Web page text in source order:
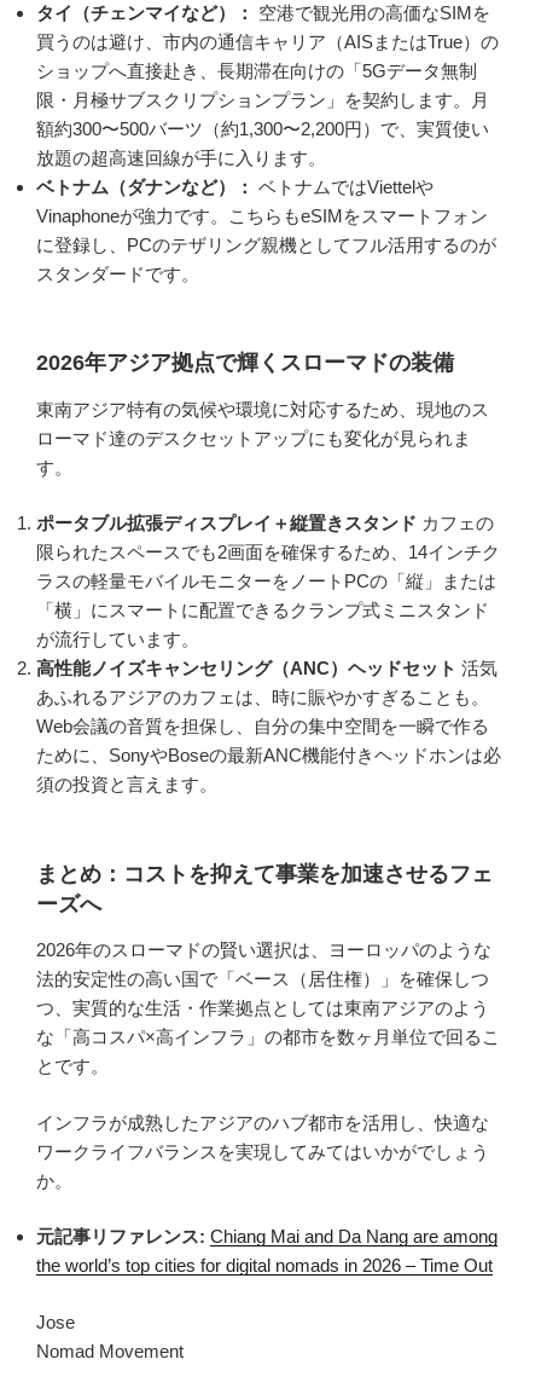
タイ（チェンマイなど）：
空港で観光用の高価なSIMを
買うのは避け、市内の通信キャリア（AISまたはTrue）の
ショップへ直接赴き、長期滞在向けの「5Gデータ無制
限・月極サブスクリプションプラン」を契約します。月
額約300〜500バーツ（約1,300〜2,200円）で、実質使い
放題の超高速回線が手に入ります。
ベトナム（ダナンなど）： ベトナムではViettelや
Vinaphoneが強力です。こちらもeSIMをスマートフォン
に登録し、PCのテザリング親機としてフル活用するのが
スタンダードです。
2026年アジア拠点で輝くスローマドの装備
東南アジア特有の気候や環境に対応するため、現地のス
ローマド達のデスクセットアップにも変化が見られま
す。
ポータブル拡張ディスプレイ＋縦置きスタンド カフェの
限られたスペースでも2画面を確保するため、14インチク
ラスの軽量モバイルモニターをノートPCの「縦」または
「横」にスマートに配置できるクランプ式ミニスタンド
が流行しています。
高性能ノイズキャンセリング（ANC）ヘッドセット 活気
あふれるアジアのカフェは、時に賑やかすぎることも。
Web会議の音質を担保し、自分の集中空間を一瞬で作る
ために、SonyやBoseの最新ANC機能付きヘッドホンは必
須の投資と言えます。
まとめ：コストを抑えて事業を加速させるフェ
ーズへ
2026年のスローマドの賢い選択は、ヨーロッパのような
法的安定性の高い国で「ベース（居住権）」を確保しつ
つ、実質的な生活・作業拠点としては東南アジアのよう
な「高コスパ×高インフラ」の都市を数ヶ月単位で回るこ
とです。
インフラが成熟したアジアのハブ都市を活用し、快適な
ワークライフバランスを実現してみてはいかがでしょう
か。
元記事リファレンス: Chiang Mai and Da Nang are among
the world’s top cities for digital nomads in 2026 – Time Out
Jose
Nomad Movement